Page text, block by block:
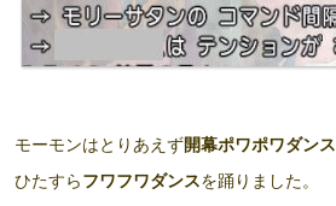
モーモンはとりあえず開幕ポワポワダンス
ひたすらフワフワダンスを踊りました。